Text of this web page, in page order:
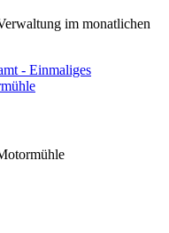
im monatlichen